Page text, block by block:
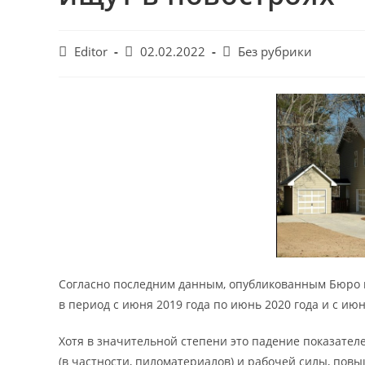
PostEditor
Запись
02.02.2022
PostБез рубрики
Согласно последним данным, опубликованным
в период с июня 2019 года по июнь 2020 года и с
Хотя в значительной степени это падение
(в частности, пиломатериалов) и рабочей силы,